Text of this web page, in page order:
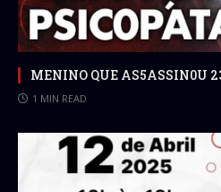
MENINO QUE AS5ASSIN0U
1 MIN READ